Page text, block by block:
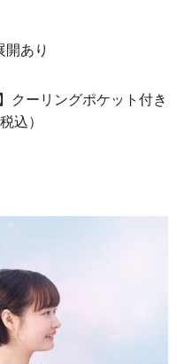
あり
クーリングポケット付き
込）